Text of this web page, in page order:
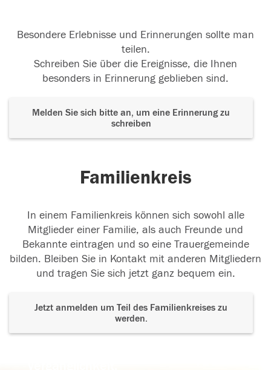
Besondere Erlebnisse und Erinnerungen sollte man
teilen.
Schreiben Sie über die Ereignisse, die Ihnen
besonders in Erinnerung geblieben sind.
Melden Sie sich bitte an, um eine Erinnerung zu
schreiben
Familienkreis
In einem Familienkreis können sich sowohl alle
Mitglieder einer Familie, als auch Freunde und
Bekannte eintragen und so eine Trauergemeinde
bilden. Bleiben Sie in Kontakt mit anderen Mitgliedern
und tragen Sie sich jetzt ganz bequem ein.
Jetzt anmelden um Teil des Familienkreises zu
werden.